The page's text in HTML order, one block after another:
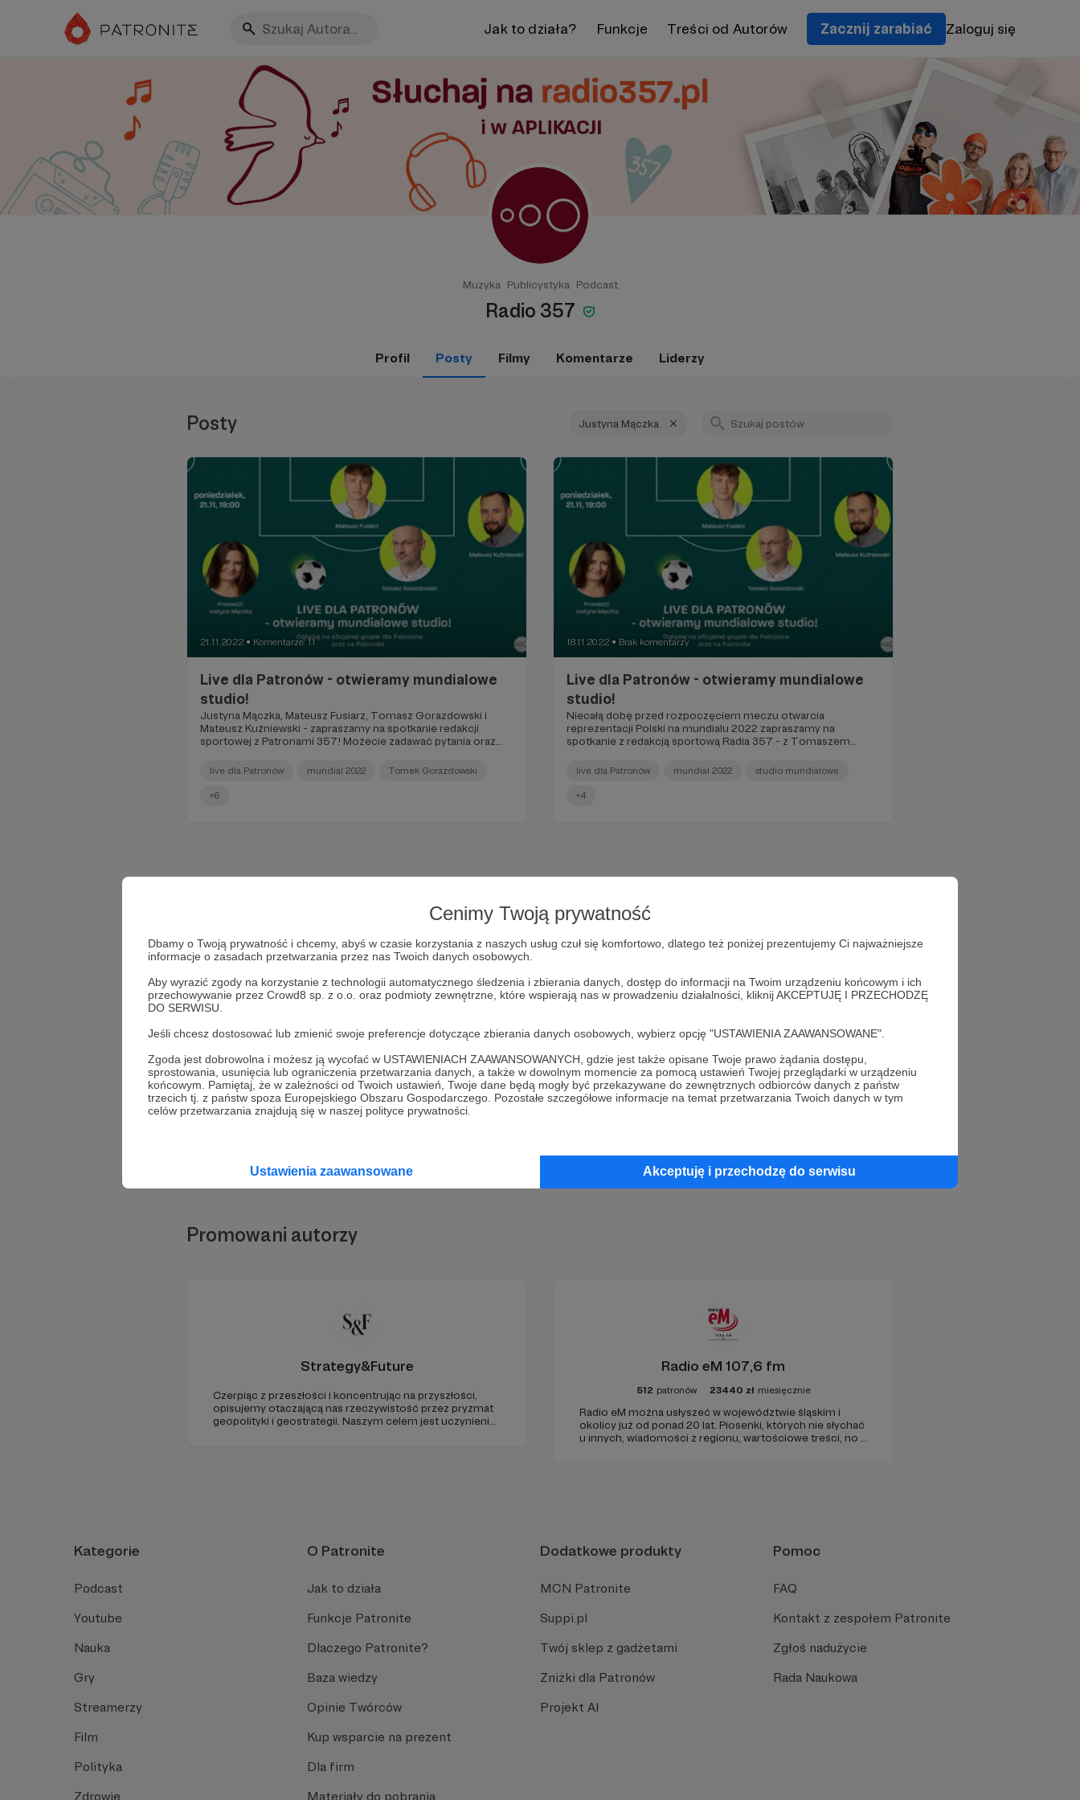
Cenimy Twoją prywatność
Dbamy o Twoją prywatność i chcemy, abyś w czasie korzystania z naszych usług czuł się komfortowo, dlatego też poniżej prezentujemy Ci najważniejsze
informacje o zasadach przetwarzania przez nas Twoich danych osobowych.
Aby wyrazić zgody na korzystanie z technologii automatycznego śledzenia i zbierania danych, dostęp do informacji na Twoim urządzeniu końcowym i ich
przechowywanie przez Crowd8 sp. z o.o. oraz podmioty zewnętrzne, które wspierają nas w prowadzeniu działalności, kliknij AKCEPTUJĘ I PRZECHODZĘ
DO SERWISU.
Jeśli chcesz dostosować lub zmienić swoje preferencje dotyczące zbierania danych osobowych, wybierz opcję "USTAWIENIA ZAAWANSOWANE".
Zgoda jest dobrowolna i możesz ją wycofać w USTAWIENIACH ZAAWANSOWANYCH, gdzie jest także opisane Twoje prawo żądania dostępu,
sprostowania, usunięcia lub ograniczenia przetwarzania danych, a także w dowolnym momencie za pomocą ustawień Twojej przeglądarki w urządzeniu
końcowym. Pamiętaj, że w zależności od Twoich ustawień, Twoje dane będą mogły być przekazywane do zewnętrznych odbiorców danych z państw
trzecich tj. z państw spoza Europejskiego Obszaru Gospodarczego. Pozostałe szczegółowe informacje na temat przetwarzania Twoich danych w tym
celów przetwarzania znajdują się w naszej polityce prywatności.
Ustawienia zaawansowane Akceptuję i przechodzę do serwisu
Jak to działa? Funkcje Treści od Autorów Zacznij zarabiać Zaloguj się
Muzyka Publicystyka Podcast
Radio 357
Profil Posty Filmy Komentarze Liderzy
Posty Justyna Mączka
21.11.2022 ● Komentarze: 11
Live dla Patronów - otwieramy mundialowe
studio!
Justyna Mączka, Mateusz Fusiarz, Tomasz Gorazdowski i
Mateusz Kuźniewski - zapraszamy na spotkanie redakcji
sportowej z Patronami 357! Możecie zadawać pytania oraz
live dla Patronów mundial 2022 Tomek Gorazdowski
+6
18.11.2022 ● Brak komentarzy
Live dla Patronów - otwieramy mundialowe
studio!
Niecałą dobę przed rozpoczęciem meczu otwarcia
reprezentacji Polski na mundialu 2022 zapraszamy na
spotkanie z redakcją sportową Radia 357 - z Tomaszem
Kuźniewskim rozmawiać będzie Justyna Mączka. Emocje i
potępienie. Zapraszamy na otwarcie mundialowego studia
live dla Patronów mundial 2022 studio mundialowe
+4
Dołącz do grona Patronów!
Wesprzyj działalność AutoraRadio 357już teraz!
Promowani autorzy
Strategy&Future
Czerpiąc z przeszłości i koncentrując na przyszłości,
opisujemy otaczającą nas rzeczywistość przez pryzmat
geopolityki i geostrategii. Naszym celem jest uczynienie
Radio eM 107,6 fm
512 patronów 23440 zł miesięcznie
Radio eM można usłyszeć w województwie śląskim i
okolicy już od ponad 20 lat. Piosenki, których nie słychać
u innych, wiadomości z regionu, wartościowe treści, no i
Kategorie
Podcast
Youtube
Nauka
Gry
Streamerzy
Film
Polityka
Zdrowie
O Patronite
Jak to działa
Funkcje Patronite
Dlaczego Patronite?
Baza wiedzy
Opinie Twórców
Kup wsparcie na prezent
Dla firm
Materiały do pobrania
Dodatkowe produkty
MCN Patronite
Suppi.pl
Twój sklep z gadżetami
Zniżki dla Patronów
Projekt AI
Pomoc
FAQ
Kontakt z zespołem Patronite
Zgłoś nadużycie
Rada Naukowa